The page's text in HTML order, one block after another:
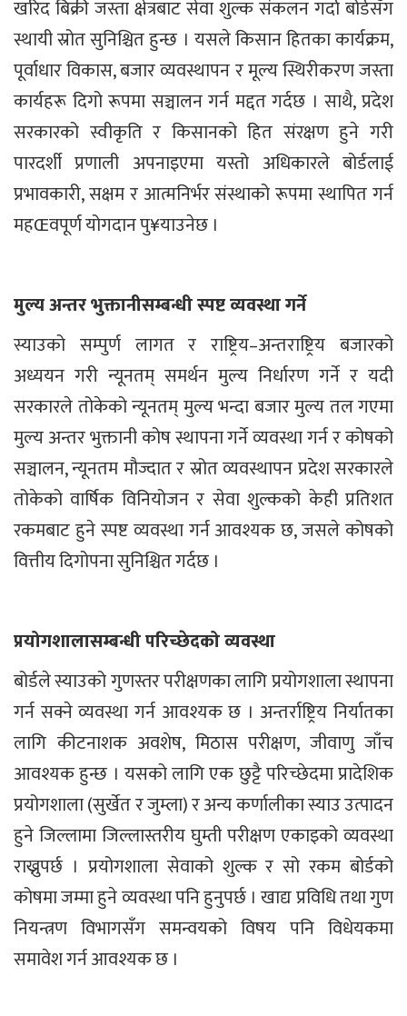
खरिद बिक्री जस्ता क्षेत्रबाट सेवा शुल्क संकलन गर्दा बोर्डसँग
स्थायी स्रोत सुनिश्चित हुन्छ । यसले किसान हितका कार्यक्रम,
पूर्वाधार विकास, बजार व्यवस्थापन र मूल्य स्थिरीकरण जस्ता
कार्यहरू दिगो रूपमा सञ्चालन गर्न मद्दत गर्दछ । साथै, प्रदेश
सरकारको स्वीकृति र किसानको हित संरक्षण हुने गरी
पारदर्शी प्रणाली अपनाइएमा यस्तो अधिकारले बोर्डलाई
प्रभावकारी, सक्षम र आत्मनिर्भर संस्थाको रूपमा स्थापित गर्न
महŒवपूर्ण योगदान पु¥याउनेछ ।
मुल्य अन्तर भुक्तानीसम्बन्धी स्पष्ट व्यवस्था गर्ने
स्याउको सम्पुर्ण लागत र राष्ट्रिय–अन्तराष्ट्रिय बजारको
अध्ययन गरी न्यूनतम् समर्थन मुल्य निर्धारण गर्ने र यदी
सरकारले तोकेको न्यूनतम् मुल्य भन्दा बजार मुल्य तल गएमा
मुल्य अन्तर भुक्तानी कोष स्थापना गर्ने व्यवस्था गर्न र कोषको
सञ्चालन, न्यूनतम मौज्दात र स्रोत व्यवस्थापन प्रदेश सरकारले
तोकेको वार्षिक विनियोजन र सेवा शुल्कको केही प्रतिशत
रकमबाट हुने स्पष्ट व्यवस्था गर्न आवश्यक छ, जसले कोषको
वित्तीय दिगोपना सुनिश्चित गर्दछ ।
प्रयोगशालासम्बन्धी परिच्छेदको व्यवस्था
बोर्डले स्याउको गुणस्तर परीक्षणका लागि प्रयोगशाला स्थापना
गर्न सक्ने व्यवस्था गर्न आवश्यक छ । अन्तर्राष्ट्रिय निर्यातका
लागि कीटनाशक अवशेष, मिठास परीक्षण, जीवाणु जाँच
आवश्यक हुन्छ । यसको लागि एक छुट्टै परिच्छेदमा प्रादेशिक
प्रयोगशाला (सुर्खेत र जुम्ला) र अन्य कर्णालीका स्याउ उत्पादन
हुने जिल्लामा जिल्लास्तरीय घुम्ती परीक्षण एकाइको व्यवस्था
राख्नुपर्छ । प्रयोगशाला सेवाको शुल्क र सो रकम बोर्डको
कोषमा जम्मा हुने व्यवस्था पनि हुनुपर्छ । खाद्य प्रविधि तथा गुण
नियन्त्रण विभागसँग समन्वयको विषय पनि विधेयकमा
समावेश गर्न आवश्यक छ ।